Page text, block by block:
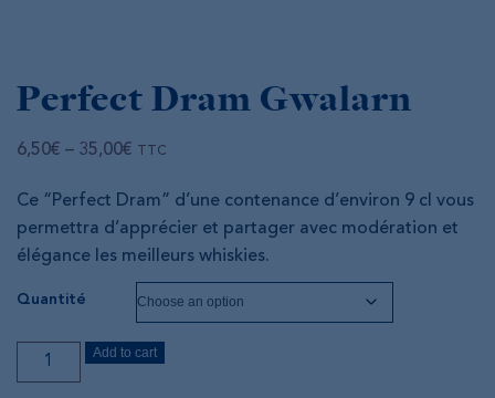
Perfect Dram Gwalarn
6,50€ – 35,00€ Price
6,50€
through
35,00€
TTC
Ce “Perfect Dram” d’une contenance d’environ 9 cl vous
permettra d’apprécier et partager avec modération et
élégance les meilleurs whiskies.
Quantité
Perfect
Add to cart